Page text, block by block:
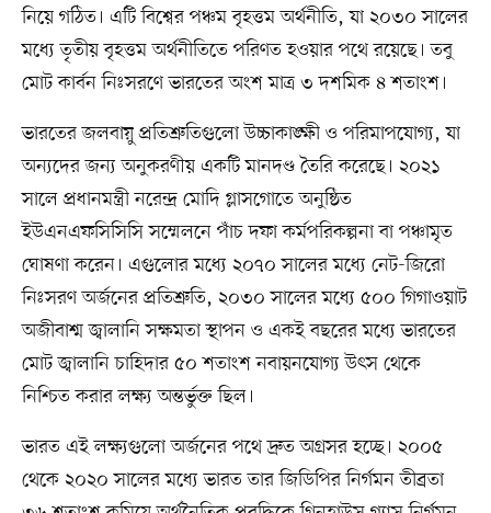
নিয়ে গঠিত। এটি বিশ্বের পঞ্চম বৃহত্তম অর্থনীতি, যা ২০৩০ সালের
মধ্যে তৃতীয় বৃহত্তম অর্থনীতিতে পরিণত হওয়ার পথে রয়েছে। তবু
মোট কার্বন নিঃসরণে ভারতের অংশ মাত্র ৩ দশমিক ৪ শতাংশ।
ভারতের জলবায়ু প্রতিশ্রুতিগুলো উচ্চাকাঙ্ক্ষী ও পরিমাপযোগ্য, যা
অন্যদের জন্য অনুকরণীয় একটি মানদণ্ড তৈরি করেছে। ২০২১
সালে প্রধানমন্ত্রী নরেন্দ্র মোদি গ্লাসগোতে অনুষ্ঠিত
ইউএনএফসিসিসি সম্মেলনে পাঁচ দফা কর্মপরিকল্পনা বা পঞ্চামৃত
ঘোষণা করেন। এগুলোর মধ্যে ২০৭০ সালের মধ্যে নেট-জিরো
নিঃসরণ অর্জনের প্রতিশ্রুতি, ২০৩০ সালের মধ্যে ৫০০ গিগাওয়াট
অজীবাশ্ম জ্বালানি সক্ষমতা স্থাপন ও একই বছরের মধ্যে ভারতের
মোট জ্বালানি চাহিদার ৫০ শতাংশ নবায়নযোগ্য উৎস থেকে
নিশ্চিত করার লক্ষ্য অন্তর্ভুক্ত ছিল।
ভারত এই লক্ষ্যগুলো অর্জনের পথে দ্রুত অগ্রসর হচ্ছে। ২০০৫
থেকে ২০২০ সালের মধ্যে ভারত তার জিডিপির নির্গমন তীব্রতা